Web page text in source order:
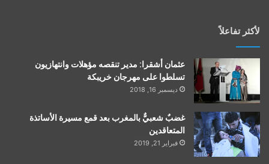
لأكثر تفاعلاً
عثمان أشقرا: مدير تنقصه مؤهلات وانتهازيون
تسلطوا على مهرجان خريبكة
ديسمبر 16, 2018
غضبٌ شعبيٌّ بالمغرب بعد قمع مسيرة الأساتذة
المتعاقدين
فبراير 21, 2019